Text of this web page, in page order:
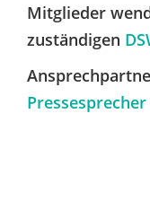
Mitglieder
zuständigen
Pressesprecher